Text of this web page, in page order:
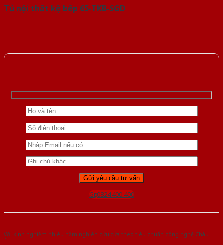
Tủ nội thất kệ bếp 65-TKB-SGD
Gọi 0824.400.400
Với kinh nghiệm nhiêu năm nghiên cứu cửa theo tiêu chuẩn công nghệ Châu
Âu.Chúng tôi tự tin là nhà sản xuất & cung cấp hàng đầu tại Việt Nam!